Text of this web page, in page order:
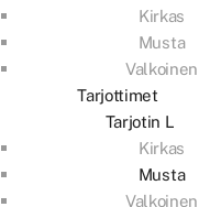
Kirkas
Musta
Valkoinen
Tarjottimet
Tarjotin L
Kirkas
Musta
Valkoinen